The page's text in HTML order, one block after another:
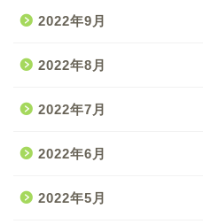
2022年9月
2022年8月
2022年7月
2022年6月
2022年5月